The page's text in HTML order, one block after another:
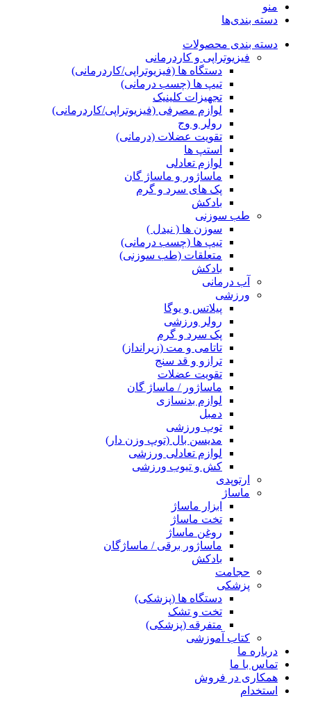
منو
دسته بندی‌ها
دسته بندی محصولات
فیزیوتراپی و کاردرمانی
دستگاه ها (فیزیوتراپی/کاردرمانی)
تیپ ها (چسب درمانی)
تجهیزات کلینیک
لوازم مصرفی (فیزیوتراپی/کاردرمانی)
رولر و وج
تقویت عضلات (درمانی)
استپ ها
لوازم تعادلی
ماساژور و ماساژ گان
پک های سرد و گرم
بادکش
طب سوزنی
سوزن ها ( نیدل )
تیپ ها (چسب درمانی)
متعلقات (طب سوزنی)
بادکش
آب درمانی
ورزشی
پیلاتس و یوگا
رولر ورزشی
پک سرد و گرم
تاتامی و مت (زیرانداز)
ترازو و قد سنج
تقویت عضلات
ماساژور / ماساژ گان
لوازم بدنسازی
دمبل
توپ ورزشی
مدیسن بال (توپ وزن دار)
لوازم تعادلی ورزشی
کش و تیوب ورزشی
ارتوپدی
ماساژ
ابزار ماساژ
تخت ماساژ
روغن ماساژ
ماساژور برقی / ماساژگان
بادکش
حجامت
پزشکی
دستگاه ها (پزشکی)
تخت و تشک
متفرقه (پزشکی)
کتاب آموزشی
درباره ما
تماس با ما
همکاری در فروش
استخدام